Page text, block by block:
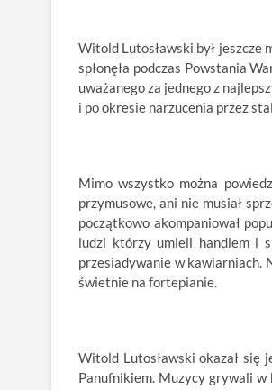
Witold Lutosławski był jeszcze
spłonęła podczas Powstania
uważanego za jednego z
i po okresie narzucenia przez
Mimo wszystko można
przymusowe, ani nie musiał
początkowo akompaniował
ludzi którzy umieli handlem i
przesiadywanie w kawiarniach.
świetnie na fortepianie.
Witold Lutosławski okazał się
Panufnikiem. Muzycy grywali w